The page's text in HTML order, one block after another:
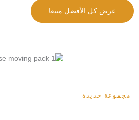
عرض كل الأفضل مبيعا
مجموعة جديدة